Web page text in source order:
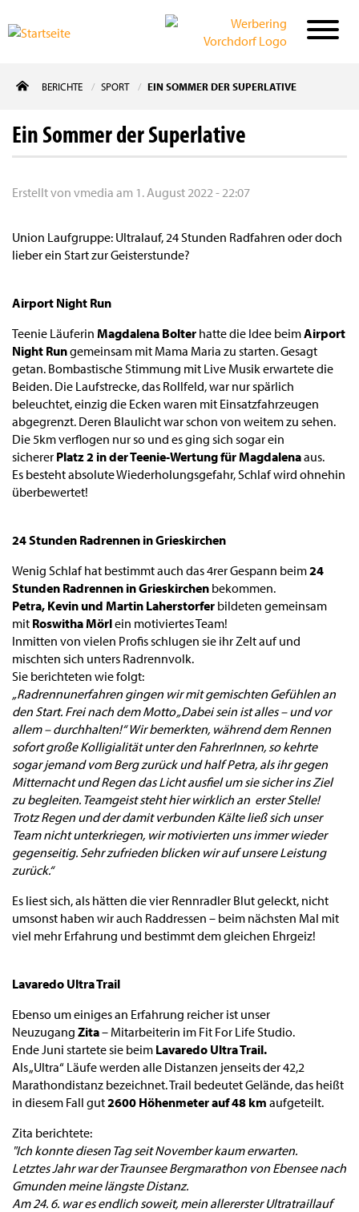
zum
BERICHTE SPORT EIN SOMMER DER SUPERLATIVE
Ein Sommer der Superlative
Erstellt von vmedia am 1. August 2022 - 22:07
Union Laufgruppe: Ultralauf, 24 Stunden Radfahren oder doch
lieber ein Start zur Geisterstunde?
Airport Night Run
Teenie Läuferin Magdalena Bolter hatte die Idee beimAirport
Night Rungemeinsam mit Mama Maria zu starten. Gesagt
getan. Bombastische Stimmung mit Live Musik erwartete die
Beiden. Die Laufstrecke, das Rollfeld, war nur spärlich
beleuchtet, einzig die Ecken waren mit Einsatzfahrzeugen
abgegrenzt. Deren Blaulicht war schon von weitem zu sehen.
Die 5km verflogen nur so und es ging sich sogar ein
sicherer Platz 2 in der Teenie-Wertung für Magdalenaaus.
Es besteht absolute Wiederholungsgefahr, Schlaf wird ohnehin
überbewertet!
24 Stunden Radrennen in Grieskirchen
Wenig Schlaf hat bestimmt auch das 4rer Gespann beim24
Stunden Radrennen in Grieskirchen bekommen.
Petra, Kevin und Martin Laherstorfer bildeten gemeinsam
mit Roswitha Mörlein motiviertes Team!
Inmitten von vielen Profis schlugen sie ihr Zelt auf und
mischten sich unters Radrennvolk.
Sie berichteten wie folgt:
„Radrennunerfahren gingen wir mit gemischten Gefühlen an
den Start. Frei nach dem Motto „Dabei sein ist alles – und vor
allem – durchhalten!“ Wir bemerkten, während dem Rennen
sofort große Kolligialität unter den FahrerInnen, so kehrte
sogar jemand vom Berg zurück und half Petra, als ihr gegen
Mitternacht und Regen das Licht ausfiel um sie sicher ins Ziel
zu begleiten. Teamgeist steht hier wirklich an erster Stelle!
Trotz Regen und der damit verbunden Kälte ließ sich unser
Team nicht unterkriegen, wir motivierten uns immer wieder
gegenseitig. Sehr zufrieden blicken wir auf unsere Leistung
zurück.“
Es liest sich, als hätten die vier Rennradler Blut geleckt, nicht
umsonst haben wir auch Raddressen – beim nächsten Mal mit
viel mehr Erfahrung und bestimmt dem gleichen Ehrgeiz!
Lavaredo Ultra Trail
Ebenso um einiges an Erfahrung reicher ist unser
Neuzugang Zita– Mitarbeiterin im Fit For Life Studio.
Ende Juni startete sie beim Lavaredo Ultra Trail.
Als „Ultra“ Läufe werden alle Distanzen jenseits der 42,2
Marathondistanz bezeichnet. Trail bedeutet Gelände, das heißt
in diesem Fall gut2600 Höhenmeter auf 48 km aufgeteilt.
Zita berichtete:
"Ich konnte diesen Tag seit November kaum erwarten.
Letztes Jahr war der Traunsee Bergmarathon von Ebensee nach
Gmunden meine längste Distanz.
Am 24. 6. war es endlich soweit, mein allererster Ultratraillauf